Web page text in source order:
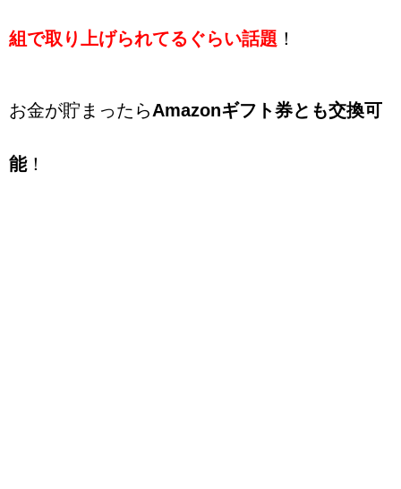
組で取り上げられてるぐらい話題 ！
お金が貯まったらAmazonギフト券とも交換可
能！